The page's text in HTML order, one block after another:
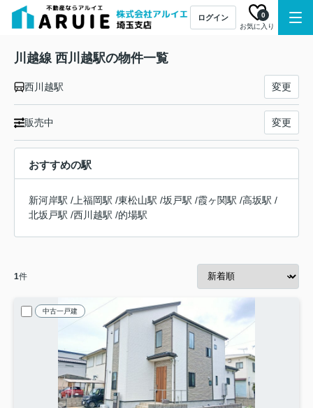
ログイン
お気に入り
0
川越線 西川越駅の物件一覧
西川越駅 変更
販売中 変更
おすすめの駅
新河岸駅 / 上福岡駅 /東松山駅 /坂戸駅 /霞ヶ関駅 /高坂駅 /
北坂戸駅 /西川越駅 /的場駅
1件
中古一戸建